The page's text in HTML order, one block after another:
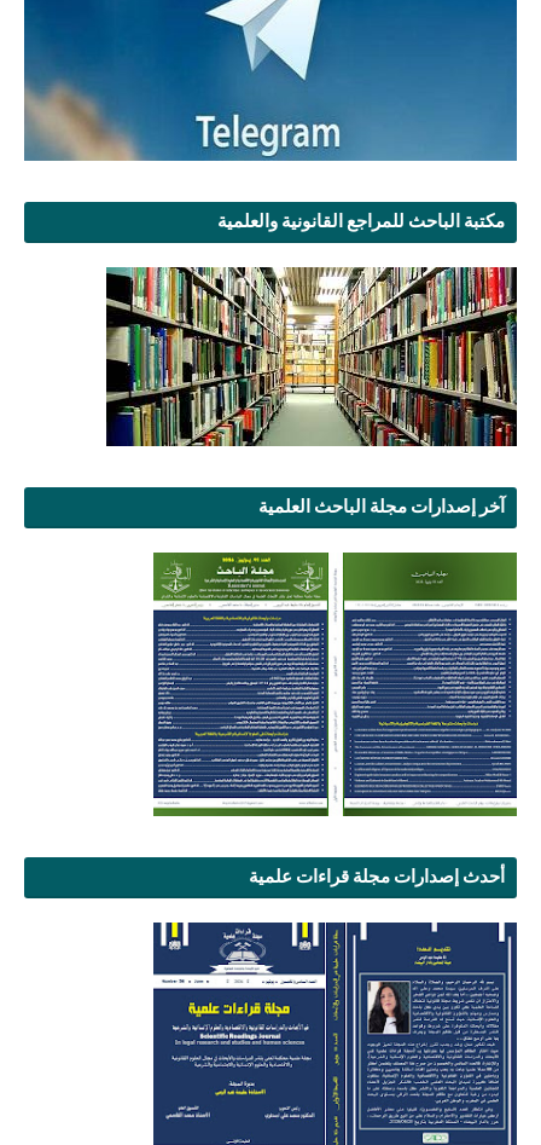
مكتبة الباحث للمراجع القانونية والعلمية
آخر إصدارات مجلة الباحث العلمية
أحدث إصدارات مجلة قراءات علمية